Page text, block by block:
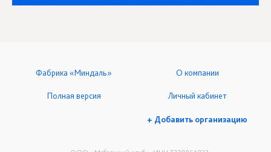
Фабрика «Миндаль» О компании
Полная версия Личный кабинет
+ Добавить организацию